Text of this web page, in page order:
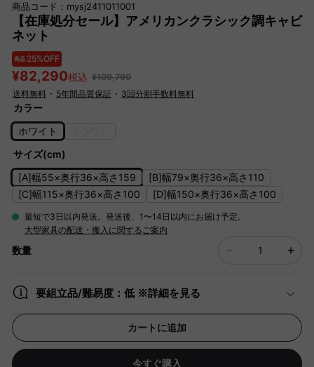
商品コード：mysj2411011001
【在庫処分セール】アメリカンクラシック調キャビ
ネット
商品 25%OFF
¥82,290税込 ¥109,790
送料無料 ・ 5年間品質保証 ・ 3回分割手数料無料
カラー
ホワイト
サイズ(cm)
[A]幅55×奥行36×高さ159
[B]幅79×奥行36×高さ110
[C]幅115×奥行36×高さ100
[D]幅150×奥行36×高さ100
最短で3日以内発送。発送後、1〜14日以内にお届け予定。
大型家具の配送・搬入に関するご案内
数量
要組立品/難易度：低 ※詳細を見る
カートに追加
今すぐ購入